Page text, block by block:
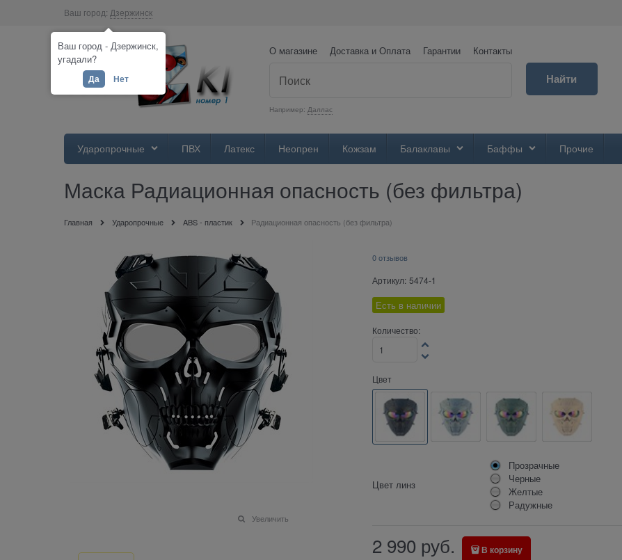
Ваш город: Дзержинск
О магазине Доставка и Оплата Гарантии Контакты
Например: Даллас
Найти
Ударопрочные ПВХ Латекс Неопрен Кожзам Балаклавы Баффы Прочие
Маска Радиационная опасность (без фильтра)
Главная Ударопрочные ABS - пластик Радиационная опасность (без фильтра)
Увеличить
0 отзывов
Артикул: 5474-1
Есть в наличии
Количество:
Цвет
Цвет линз
Прозрачные
Черные
Желтые
Радужные
2 990 руб. В корзину
Ваш город - Дзержинск,
угадали?
Да Нет